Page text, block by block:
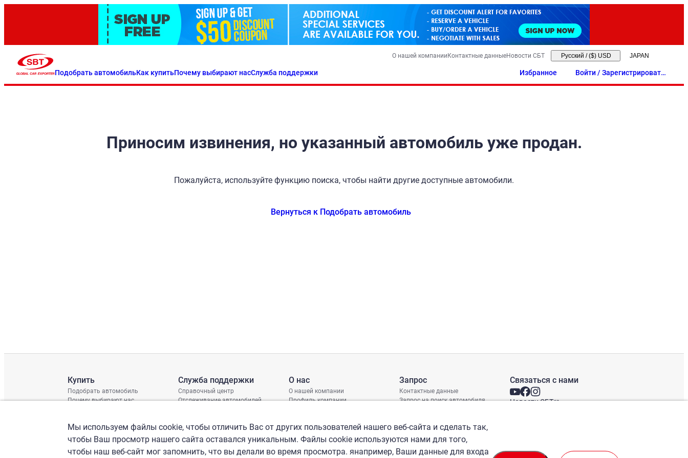
Подобрать автомобильКак купитьПочему выбирают насСлужба поддержки
О нашей компанииКонтактные данныеНовости СБТ Русский / ($) USD
Избранное
Войти / Зарегистрировать
ся
Приносим извинения, но указанный автомобиль уже продан.
Пожалуйста, используйте функцию поиска, чтобы найти другие доступные автомобили.
Вернуться к Подобрать автомобиль
Купить
Подобрать автомобиль
Почему выбирают нас
Служба поддержки
Справочный центр
Отслеживание автомобилей
График доставки
Проверка шасси
О нас
О нашей компании
Профиль компании
Запрос
Контактные данные
Запрос на поиск автомобиля
Связаться с нами
Новости СБТ
Мы используем файлы cookie, чтобы отличить Вас от других пользователей нашего веб-сайта и сделать так,
чтобы Ваш просмотр нашего сайта оставался уникальным. Файлы cookie используются нами для того,
чтобы наш веб-сайт мог запомнить, что вы делали во время просмотра. янапример, Ваши данные для входа